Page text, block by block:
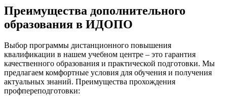
Преимущества дополнительного
образования в ИДОПО
Выбор программы дистанционного повышения
квалификации в нашем учебном центре – это гарантия
качественного образования и практической подготовки. Мы
предлагаем комфортные условия для обучения и получения
актуальных знаний. Преимущества прохождения
профпереподготовки: